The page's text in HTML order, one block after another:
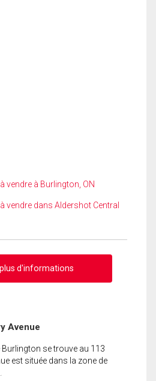
vendre à Burlington, ON
vendre dans Aldershot Central
d'informations
Avenue
Burlington se trouve au 113
est située dans la zone de